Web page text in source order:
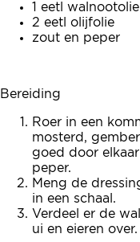
1 eetl walnootolie
2 eetl olijfolie
zout en peper
Bereiding
Roer in een
mosterd,
goed door
peper.
Meng de
in een schaal.
Verdeel er de
ui en eieren over.